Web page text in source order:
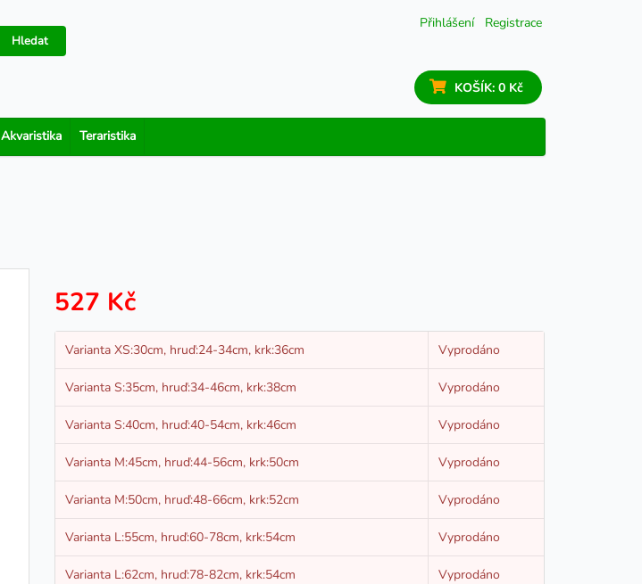
Přihlášení Registrace
Hledat
KOŠÍK: 0 Kč
Akvaristika Teraristika
527 Kč
Varianta XS:30cm, hruď:24-34cm, krk:36cm Vyprodáno
Varianta S:35cm, hruď:34-46cm, krk:38cm Vyprodáno
Varianta S:40cm, hruď:40-54cm, krk:46cm Vyprodáno
Varianta M:45cm, hruď:44-56cm, krk:50cm Vyprodáno
Varianta M:50cm, hruď:48-66cm, krk:52cm Vyprodáno
Varianta L:55cm, hruď:60-78cm, krk:54cm Vyprodáno
Varianta L:62cm, hruď:78-82cm, krk:54cm Vyprodáno